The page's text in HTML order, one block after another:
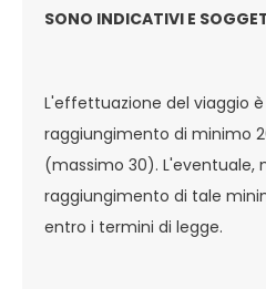
SONO INDICATIVI E
L'effettuazione del viaggio
raggiungimento di minimo
(massimo 30). L'eventuale,
raggiungimento di tale
entro i termini di legge.